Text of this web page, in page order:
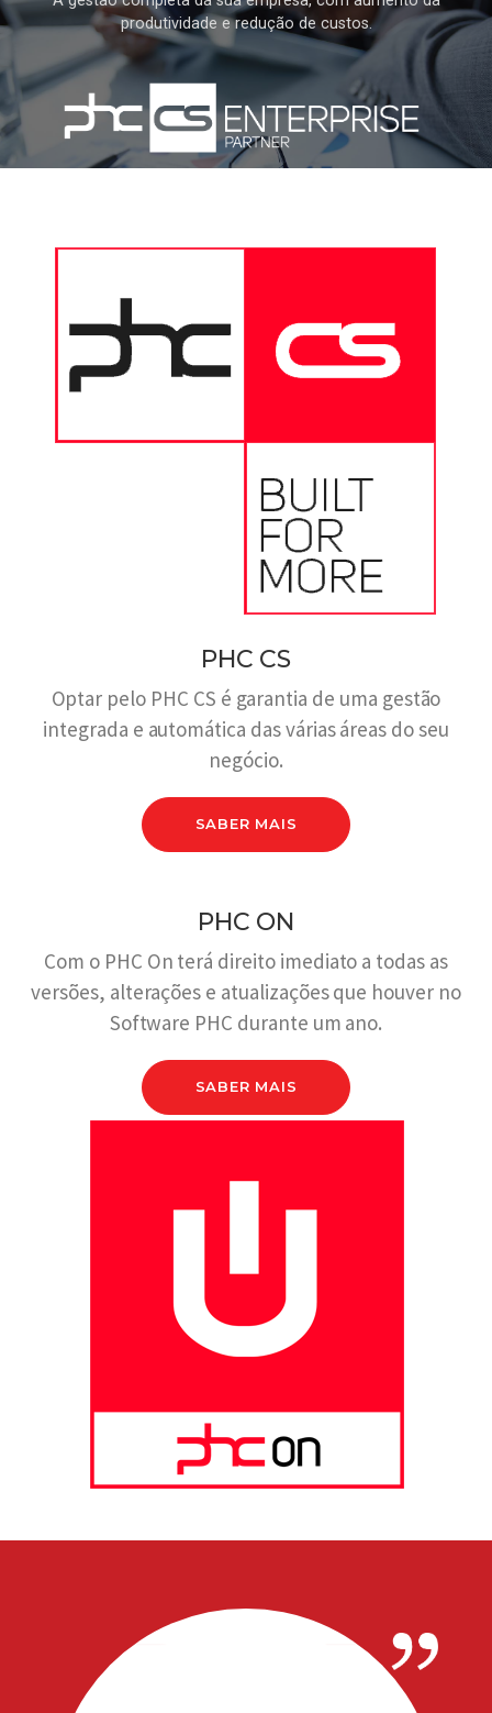
produtividade e redução de custos.
PHC CS
Optar pelo PHC CS é garantia de uma gestão
integrada e automática das várias áreas do seu
negócio.
SABER MAIS
PHC ON
Com o PHC On terá direito imediato a todas as
versões, alterações e atualizações que houver no
Software PHC durante um ano.
SABER MAIS